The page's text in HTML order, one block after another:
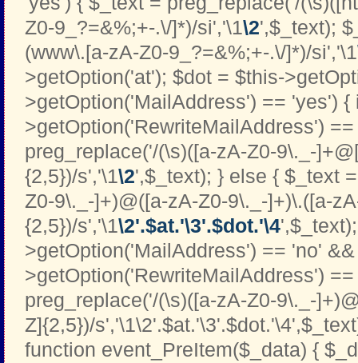
Z0-9_?=&%;+-.\/]*)/si','\1\2',$_text);
(www\.[a-zA-Z0-9_?=&%;+-.\/]*)/si','\1
>getOption('at'); $dot = $this-
>getOption('MailAddress') == 'yes') {
>getOption('RewriteMailAddress')
preg_replace('/(\s)([a-zA-Z0-9\._-
{2,5})/s','\1\2',$_text); } else { $_text
Z0-9\._-]+)@([a-zA-Z0-9\._-]+)\.([a-
{2,5})/s','\1\2'.$at.'\3'.$dot.'\4
>getOption('MailAddress') == 'no'
>getOption('RewriteMailAddress')
preg_replace('/(\s)([a-zA-Z0-9\._-
Z]{2,5})/
function event_PreItem($_data) {